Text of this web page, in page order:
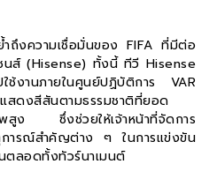
ถึงความเชื่อมั่นของ FIFA ที่มีต่อ
นส์ (Hisense) ทั้งนี้ ทีวี Hisense
ช้งานภายในศูนย์ปฏิบัติการ VAR
แสดงสีสันตามธรรมชาติที่ยอด
พสูง ซึ่งช่วยให้เจ้าหน้าที่จัดการ
การณ์สำคัญต่าง ๆ ในการแข่งขัน
ตลอดทั้งทัวร์นาเมนต์